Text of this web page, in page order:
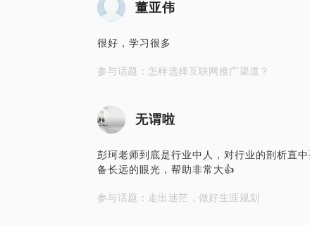
董亚伟
很好，学习很多
参与话题：怎样选择互联网推广渠道？
无谓啦
彭珂老师到底是行业中人，对行业的剖析直
备长远的眼光，帮助非常大👍
参与话题：走出迷茫，做好生涯规划